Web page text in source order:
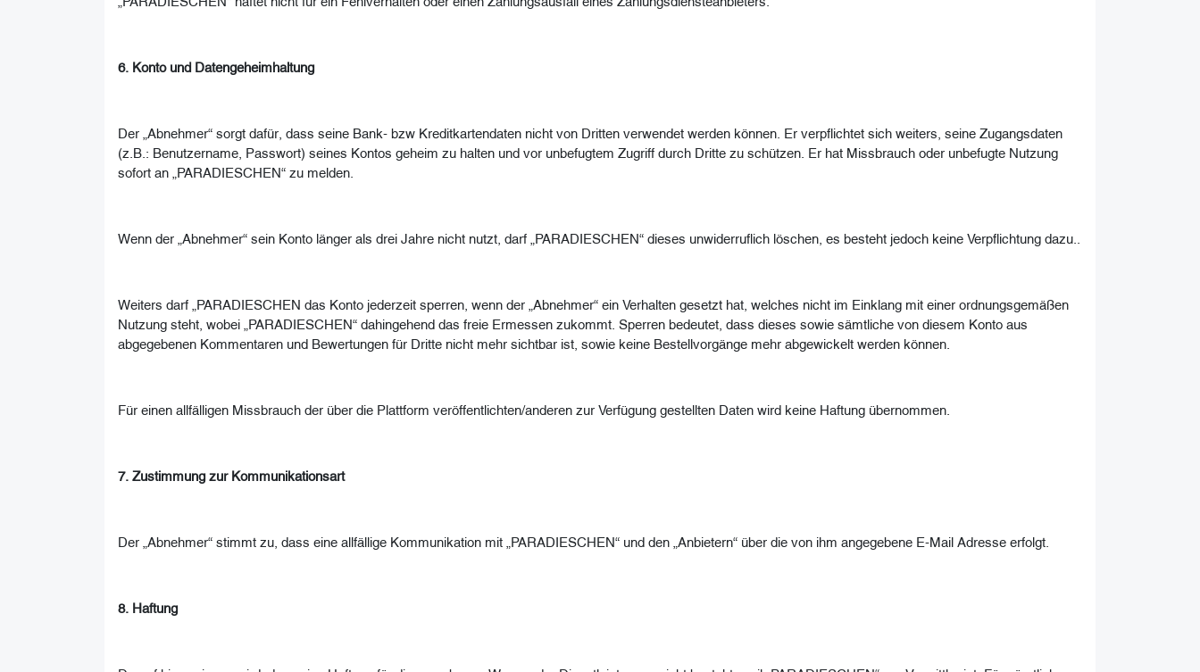
6. Konto und Datengeheimhaltung
Der „Abnehmer“ sorgt dafür, dass seine Bank- bzw Kreditkartendaten nicht von Dritten verwendet werden können. Er verpflichtet sich weiters, seine Zugangsdaten
(z.B.: Benutzername, Passwort) seines Kontos geheim zu halten und vor unbefugtem Zugriff durch Dritte zu schützen. Er hat Missbrauch oder unbefugte Nutzung
sofort an „PARADIESCHEN“ zu melden.
Wenn der „Abnehmer“ sein Konto länger als drei Jahre nicht nutzt, darf „PARADIESCHEN“ dieses unwiderruflich löschen, es besteht jedoch keine Verpflichtung dazu..
Weiters darf „PARADIESCHEN das Konto jederzeit sperren, wenn der „Abnehmer“ ein Verhalten gesetzt hat, welches nicht im Einklang mit einer ordnungsgemäßen
Nutzung steht, wobei „PARADIESCHEN“ dahingehend das freie Ermessen zukommt. Sperren bedeutet, dass dieses sowie sämtliche von diesem Konto aus
abgegebenen Kommentaren und Bewertungen für Dritte nicht mehr sichtbar ist, sowie keine Bestellvorgänge mehr abgewickelt werden können.
Für einen allfälligen Missbrauch der über die Plattform veröffentlichten/anderen zur Verfügung gestellten Daten wird keine Haftung übernommen.
7. Zustimmung zur Kommunikationsart
Der „Abnehmer“ stimmt zu, dass eine allfällige Kommunikation mit „PARADIESCHEN“ und den „Anbietern“ über die von ihm angegebene E-Mail Adresse erfolgt.
8. Haftung